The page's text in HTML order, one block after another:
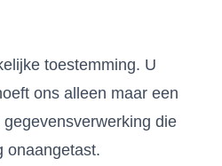
toestemming. U
ons alleen maar een
die
onaangetast.